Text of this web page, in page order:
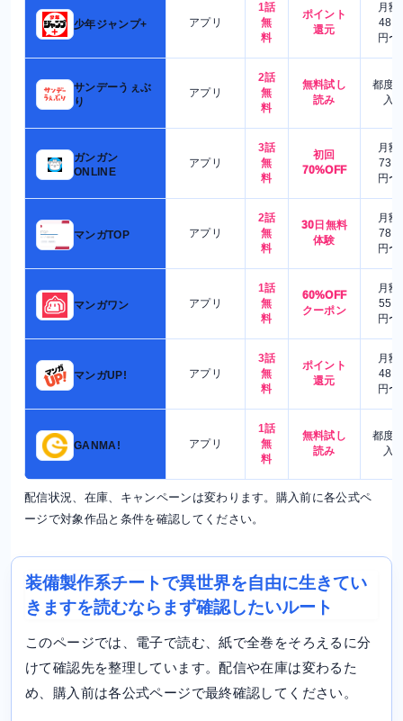
少年ジャンプ+ アプリ
1話
無
料
ポイント
還元
月額
480
円〜
サンデーうぇぶ
り
アプリ
2話
無
料
無料試し
読み
都度
入
ガンガン
ONLINE
アプリ
3話
無
料
初回
70%OFF
月額
730
円〜
マンガTOP アプリ
2話
無
料
30日無料
体験
月額
780
円〜
マンガワン アプリ
1話
無
料
60%OFF
クーポン
月額
550
円〜
マンガUP! アプリ
3話
無
料
ポイント
還元
月額
480
円〜
GANMA! アプリ
1話
無
料
無料試し
読み
都度
入
配信状況、在庫、キャンペーンは変わります。購入前に各公式ペ
ージで対象作品と条件を確認してください。
装備製作系チートで異世界を自由に生きてい
きますを読むならまず確認したいルート
このページでは、電子で読む、紙で全巻をそろえるに分
けて確認先を整理しています。配信や在庫は変わるた
め、購入前は各公式ページで最終確認してください。